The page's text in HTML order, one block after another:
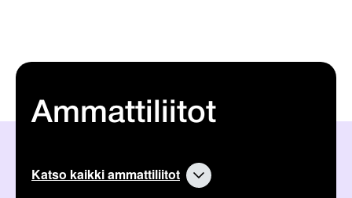
Ammattiliitot
Katso kaikki ammattiliitot